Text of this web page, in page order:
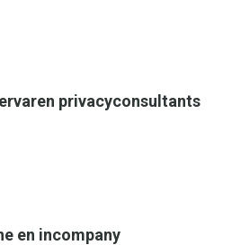
privacyconsultants
en incompany